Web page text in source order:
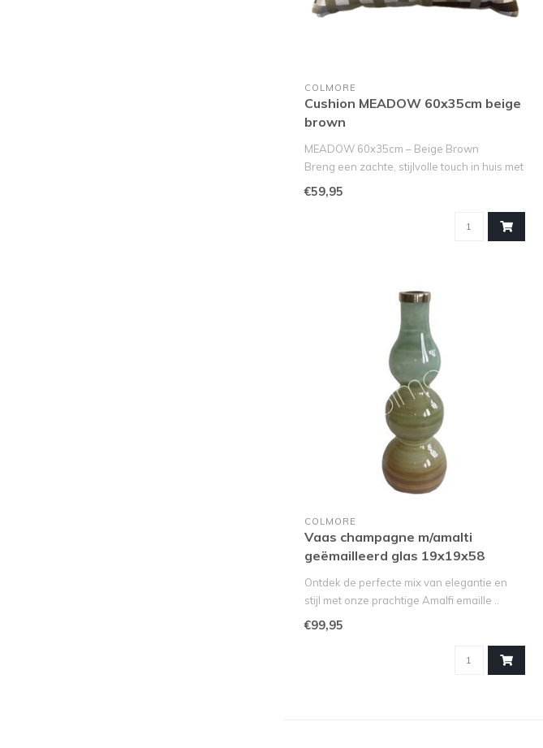
COLMORE
Cushion MEADOW 60x35cm beige
brown
MEADOW 60x35cm – Beige Brown
Breng een zachte, stijlvolle touch in huis met
..
€59,95
COLMORE
Vaas champagne m/amalti
geëmailleerd glas 19x19x58
Ontdek de perfecte mix van elegantie en
stijl met onze prachtige Amalfi emaille ..
€99,95